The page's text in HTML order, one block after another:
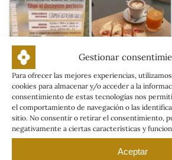
Gestionar
Para ofrecer las mejores experiencias,
cookies para almacenar y/o acceder a la
consentimiento de estas tecnologías nos
el comportamiento de navegación o las
sitio. No consentir o retirar el consentimiento,
negativamente a ciertas características y
Aceptar
Noticias relacionadas